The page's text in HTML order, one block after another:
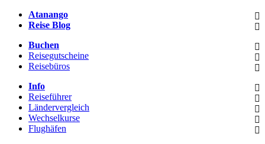
Atanango
Reise Blog
Buchen
Reisegutscheine
Reisebüros
Info
Reiseführer
Ländervergleich
Wechselkurse
Flughäfen